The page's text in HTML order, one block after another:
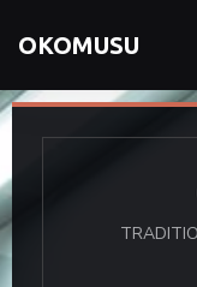
OKOMUSU